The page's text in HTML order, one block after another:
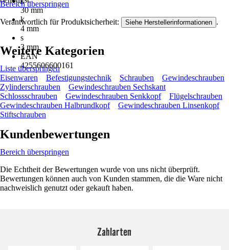
30 mm
k
4 mm
s
3 mm
EAN
4255606600161
Bereich überspringen
Verantwortlich für Produktsicherheit: Siehe Herstellerinformationen .
Weitere Kategorien
Liste überspringen
Eisenwaren
Befestigungstechnik Schrauben
Gewindeschrauben
Zylinderschrauben
Gewindeschrauben Sechskant
Schlossschrauben
Gewindeschrauben Senkkopf
Flügelschrauben
Gewindeschrauben Halbrundkopf
Gewindeschrauben Linsenkopf
Stiftschrauben
Kundenbewertungen
Bereich überspringen
Die Echtheit der Bewertungen wurde von uns nicht überprüft.
Bewertungen können auch von Kunden stammen, die die Ware nicht
nachweislich genutzt oder gekauft haben.
Zahlarten